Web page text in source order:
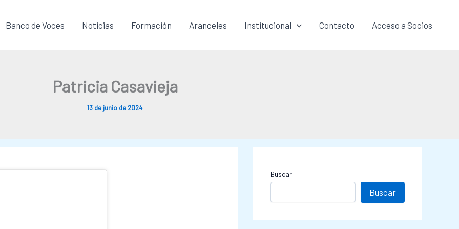
Banco de Voces Noticias Formación Aranceles Institucional Contacto Acceso a Socios
Patricia Casavieja
13 de junio de 2024
Buscar
Buscar